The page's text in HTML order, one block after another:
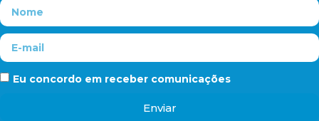
Eu concordo em receber comunicações
Enviar